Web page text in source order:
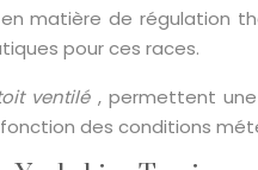
matière de
pour ces races.
ventilé , permettent
des conditions